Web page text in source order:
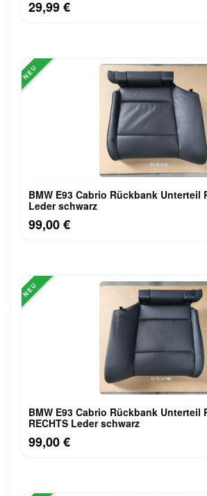
29,99 €
NEU
BMW E93 Cabrio Rückbank Unterteil
Leder schwarz
99,00 €
NEU
BMW E93 Cabrio Rückbank Unterteil
RECHTS Leder schwarz
99,00 €